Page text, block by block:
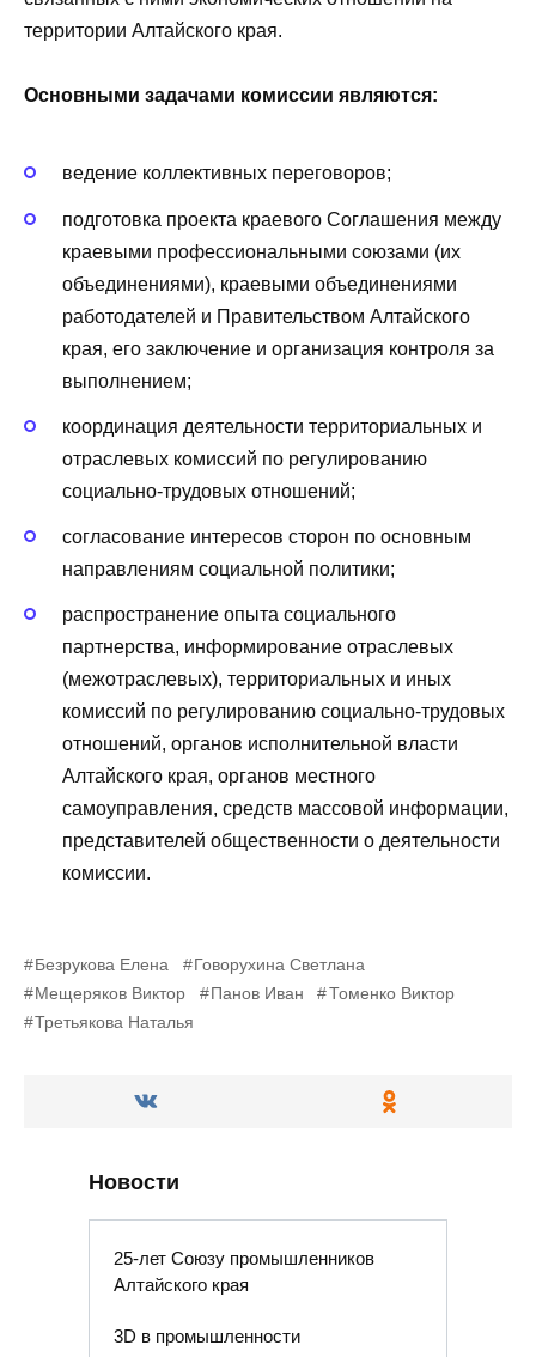
территории Алтайского края.
Основными задачами комиссии являются:
ведение коллективных переговоров;
подготовка проекта краевого Соглашения между
краевыми профессиональными союзами (их
объединениями), краевыми объединениями
работодателей и Правительством Алтайского
края, его заключение и организация контроля за
выполнением;
координация деятельности территориальных и
отраслевых комиссий по регулированию
социально-трудовых отношений;
согласование интересов сторон по основным
направлениям социальной политики;
распространение опыта социального
партнерства, информирование отраслевых
(межотраслевых), территориальных и иных
комиссий по регулированию социально-трудовых
отношений, органов исполнительной власти
Алтайского края, органов местного
самоуправления, средств массовой информации,
представителей общественности о деятельности
комиссии.
Безрукова Елена
Говорухина Светлана
Мещеряков Виктор
Панов Иван
Томенко Виктор
Третьякова Наталья
Новости
25-лет Союзу промышленников
Алтайского края
3D в промышленности